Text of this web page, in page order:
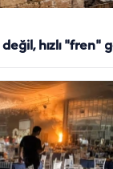
hızlı "fren"